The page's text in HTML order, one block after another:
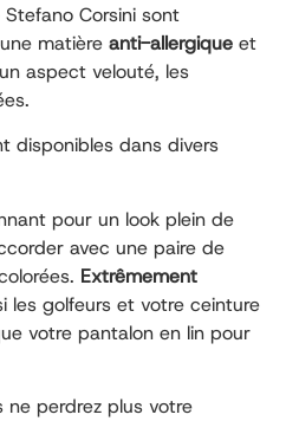
Corsini sont
matière anti-allergique et
aspect velouté, les
disponibles dans divers
pour un look plein de
avec une paire de
Extrêmement
les golfeurs et votre ceinture
votre pantalon en lin pour
perdrez plus votre